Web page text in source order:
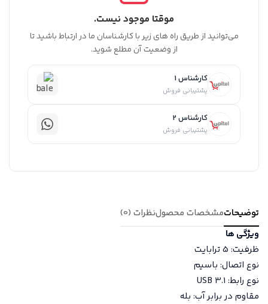
موقتا موجود نیست.
می‌توانید از طریق راه های زیر با کارشناسان ما در ارتباط باشید تا
از وضعیت آن مطلع شوید.
کارشناس 1
پشتیبانی فروش
کارشناس 2
پشتیبانی فروش
توضیحاتمشخصات محصولنظرات (0)
ویژگی ها
ظرفیت: 5 ترابایت
نوع اتصال: باسیم
نوع رابط: USB 3.1
مقاوم در برابر آب: بله